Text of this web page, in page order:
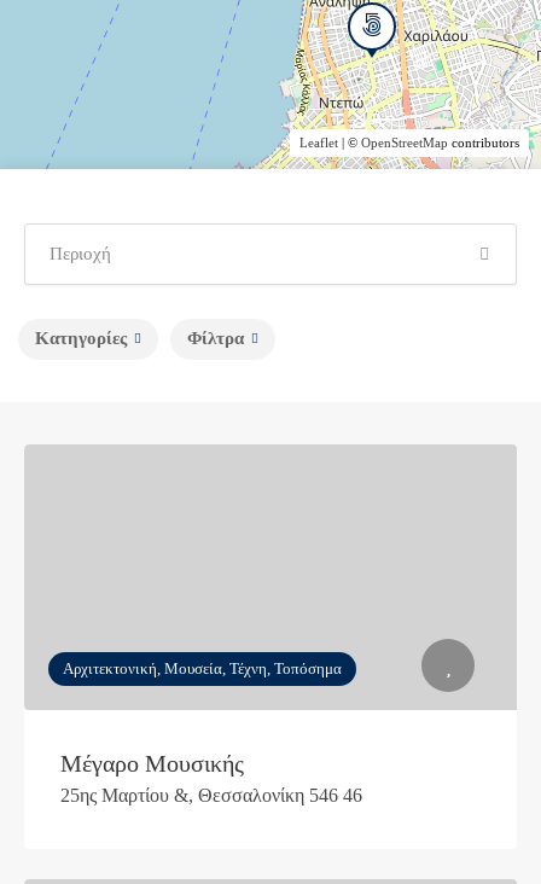
Κατηγορίες Φίλτρα
Αρχιτεκτονική, Μουσεία, Τέχνη, Τοπόσημα
Μέγαρο Μουσικής
25ης Μαρτίου &, Θεσσαλονίκη 546 46
Leaflet | © OpenStreetMap contributors